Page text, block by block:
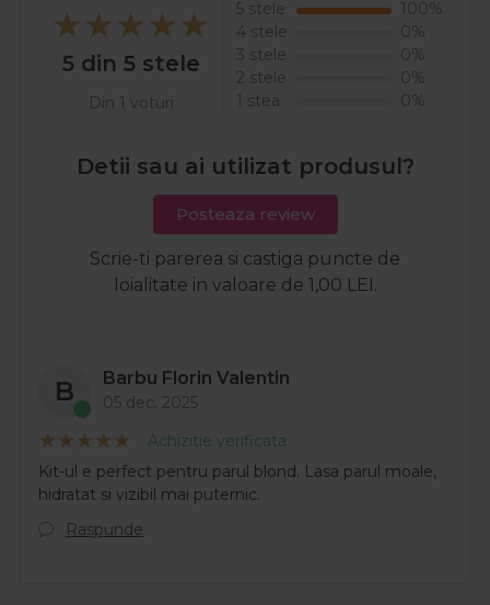
5 din 5 stele
Din 1 voturi
5 stele
100%
4 stele
0%
3 stele
0%
2 stele
0%
1 stea
0%
Detii sau ai utilizat produsul?
Posteaza review
Scrie-ti parerea si castiga puncte de
loialitate in valoare de 1,00 LEI.
B Barbu Florin Valentin
05 dec. 2025
Achizitie verificata
Kit-ul e perfect pentru parul blond. Lasa parul moale,
hidratat si vizibil mai puternic.
Raspunde